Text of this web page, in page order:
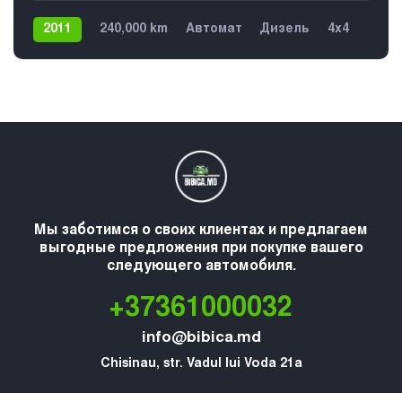
2011 240,000 km Автомат Дизель 4х4
Мы заботимся о своих клиентах и предлагаем
выгодные предложения при покупке вашего
следующего автомобиля.
+37361000032
info@bibica.md
Chisinau, str. Vadul lui Voda 21a